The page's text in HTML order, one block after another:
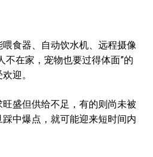
喂食器、自动饮水机、远程摄像
不在家，宠物也要过得体面”的
迎。
盛但供给不足，有的则尚未被
中爆点，就可能迎来短时间内